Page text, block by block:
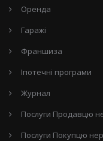
Оренда
Гаражі
Франшиза
Іпотечні програми
Журнал
Послуги Продавцю
Послуги Покупцю